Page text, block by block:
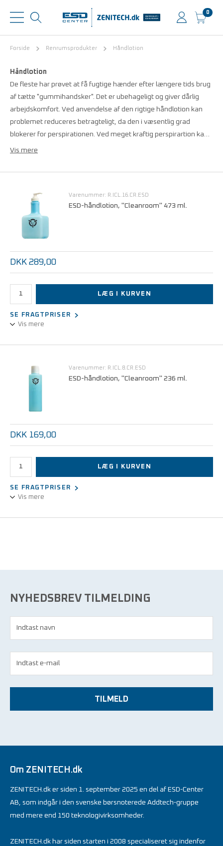
0
Forside Renrumsprodukter Håndlotion
Håndlotion
De fleste har prøvet at få fugtige hænder efter længere tids brug
af tætte "gummihandsker". Det er ubehageligt og giver dårlig
arbejdskomfort. Ved anvendelse af den rigtige håndlotion kan
problemet reduceres betragteligt, da den i væsentlig grad
blokerer for perspirationen. Ved meget kraftig perspirartion ka…
Vis mere
Varenummer: R.ICL.16.CR.ESD
ESD-håndlotion, "Cleanroom" 473 ml.
DKK 289,00
LÆG I KURVEN
SE FRAGTPRISER
Vis mere
Varenummer: R.ICL.8.CR.ESD
ESD-håndlotion, "Cleanroom" 236 ml.
DKK 169,00
LÆG I KURVEN
SE FRAGTPRISER
Vis mere
NYHEDSBREV TILMELDING
TILMELD
Om ZENITECH.dk
ZENITECH.dk er siden 1. september 2025 en del af ESD-Center
AB, som indgår i den svenske børsnoterede Addtech-gruppe
med mere end 150 teknologivirksomheder.
ZENITECH.dk har siden starten i 2008 specialiseret sig indenfor